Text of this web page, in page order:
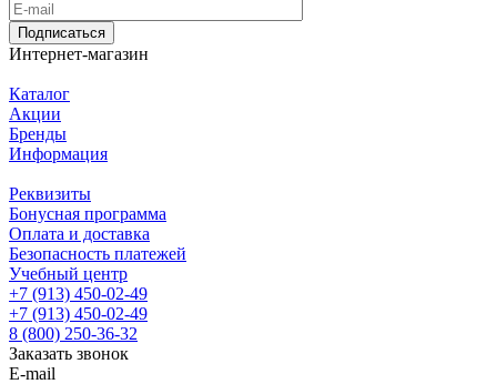
Подписаться
Интернет-магазин
Каталог
Акции
Бренды
Информация
Реквизиты
Бонусная программа
Оплата и доставка
Безопасность платежей
Учебный центр
+7 (913) 450-02-49
+7 (913) 450-02-49
8 (800) 250-36-32
Заказать звонок
E-mail